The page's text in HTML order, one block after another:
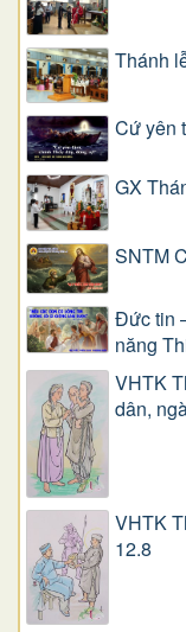
Thánh
Cứ yên
GX
SNTM
Đức tin
năng
VHTK
dân,
VHTK
12.8